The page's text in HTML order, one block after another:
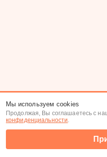
Мы используем cookies
Продолжая, Вы соглашаетесь с
конфиденциальности.